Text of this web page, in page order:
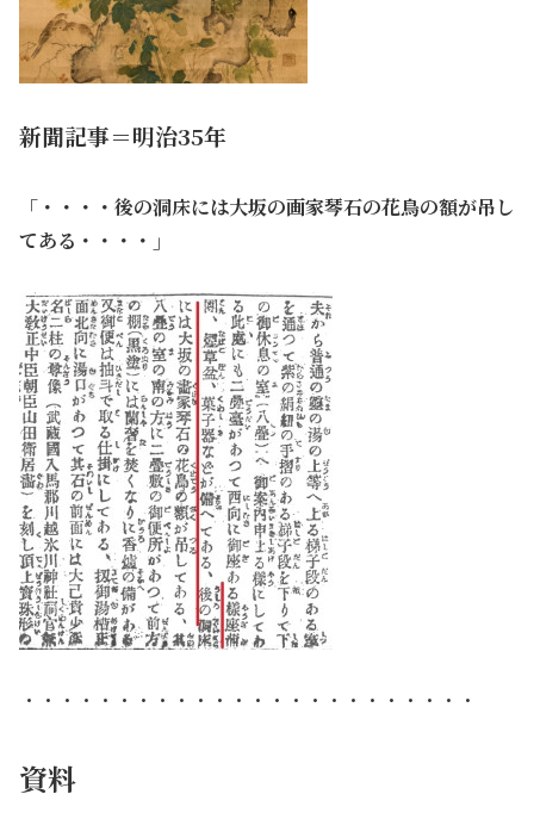
新聞記事＝明治35年
「・・・・後の洞床には大坂の画家琴石の花鳥の額が吊し
てある・・・・」
・・・・・・・・・・・・・・・・・・・・・・・・
資料